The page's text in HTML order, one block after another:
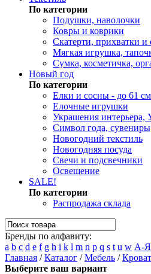
По категории
Подушки, наволочки
Ковры и коврики
Скатерти, прихватки и
Мягкая игрушка,
Сумка, косметичка,
Новый год
По категории
Елки и сосны - до 61
Елочные игрушки
Украшения интерьера,
Символ года,
Новогодний текстиль
Новогодняя посуда
Свечи и подсвечники
Освещение
SALE!
По категории
Распродажа склада
Бренды по алфавиту:
a b c d e f g h i k l m n p q s t u w А-Я
Главная /Каталог /Мебель /
Выберите ваш вариант